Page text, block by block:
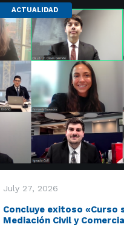
ACTUALIDAD
July 27, 2026
Concluye exitoso «Curso
Mediación Civil y